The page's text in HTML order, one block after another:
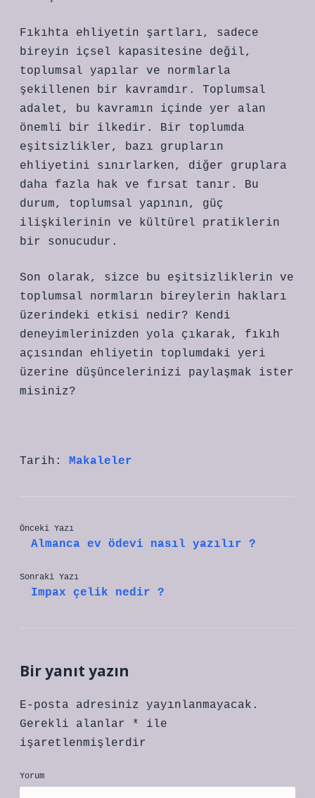
Fıkıhta ehliyetin şartları, sadece
bireyin içsel kapasitesine değil,
toplumsal yapılar ve normlarla
şekillenen bir kavramdır. Toplumsal
adalet, bu kavramın içinde yer alan
önemli bir ilkedir. Bir toplumda
eşitsizlikler, bazı grupların
ehliyetini sınırlarken, diğer gruplara
daha fazla hak ve fırsat tanır. Bu
durum, toplumsal yapının, güç
ilişkilerinin ve kültürel pratiklerin
bir sonucudur.
Son olarak, sizce bu eşitsizliklerin ve
toplumsal normların bireylerin hakları
üzerindeki etkisi nedir? Kendi
deneyimlerinizden yola çıkarak, fıkıh
açısından ehliyetin toplumdaki yeri
üzerine düşüncelerinizi paylaşmak ister
misiniz?
Tarih: Makaleler
Önceki Yazı
Almanca ev ödevi nasıl yazılır ?
Sonraki Yazı
Impax çelik nedir ?
Bir yanıt yazın
E-posta adresiniz yayınlanmayacak.
Gerekli alanlar
*
ile
işaretlenmişlerdir
Yorum